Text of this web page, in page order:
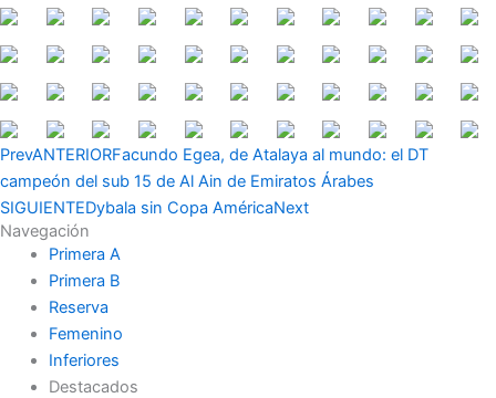
PrevANTERIORFacundo Egea, de Atalaya al mundo: el DT
campeón del sub 15 de Al Ain de Emiratos Árabes
SIGUIENTEDybala sin Copa AméricaNext
Navegación
Primera A
Primera B
Reserva
Femenino
Inferiores
Destacados